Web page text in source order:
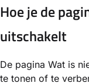
Hoe je de
uitschakelt
De pagina Wat is
te tonen of te